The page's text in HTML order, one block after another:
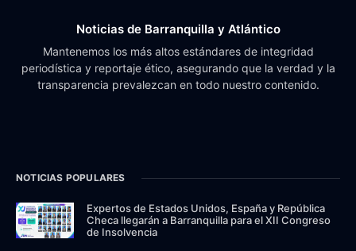
Noticias de Barranquilla y Atlántico
Mantenemos los más altos estándares de integridad
periodística y reportaje ético, asegurando que la verdad y la
transparencia prevalezcan en todo nuestro contenido.
NOTICIAS POPULARES
Expertos de Estados Unidos, España y República
Checa llegarán a Barranquilla para el XII Congreso
de Insolvencia